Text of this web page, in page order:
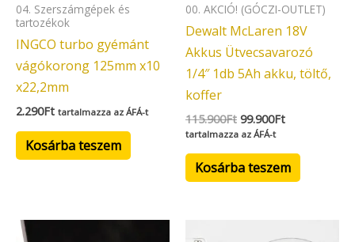
04. Szerszámgépek és
tartozékok
INGCO turbo gyémánt
vágókorong 125mm x10
x22,2mm
2.290Ft tartalmazza az ÁFÁ-t
Kosárba teszem
00. AKCIÓ! (GÓCZI-OUTLET)
Dewalt McLaren 18V
Akkus Ütvecsavarozó
1/4″ 1db 5Ah akku, töltő,
koffer
115.900Ft 99.900Ft
tartalmazza az ÁFÁ-t
Kosárba teszem